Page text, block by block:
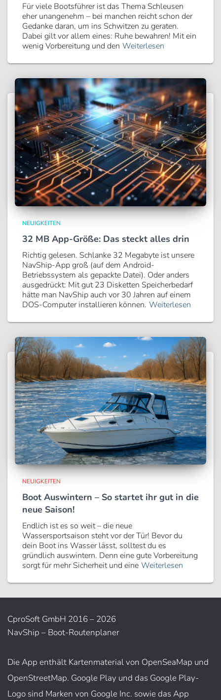
Für viele Bootsführer ist das Thema Schleusen
eher unangenehm – bei manchen reicht schon der
Gedanke daran, um ins Schwitzen zu geraten.
Dabei gilt vor allem eines: Ruhe bewahren! Mit ein
wenig Vorbereitung und den Weiterlesen
NEUIGKEITEN
32 MB App-Größe: Das steckt alles drin
Richtig gelesen. Schlanke 32 Megabyte ist unsere
NavShip-App groß (auf dem Android-
Betriebssystem als gepackte Datei). Oder anders
ausgedrückt: Mit gut 23 Disketten Speicherbedarf
hätte man NavShip auch vor 30 Jahren auf einem
DOS-Computer installieren können. Weiterlesen
NEUIGKEITEN
Boot Auswintern – So startet ihr gut in die
neue Saison!
Endlich ist es so weit – die neue
Wassersportsaison steht vor der Tür! Bevor du
dein Boot ins Wasser lässt, solltest du es
gründlich auswintern. Denn eine gute Vorbereitung
sorgt für mehr Sicherheit und eine Weiterlesen
CproSoft GmbH 2016 – 2026
NavShip – Boot-Routenplaner
Die App enthält Kartenmaterial von OpenSeaMap und
OpenStreetMap. Google Play und das Google Play-
Logo sind Marken von Google Inc. sowie das App